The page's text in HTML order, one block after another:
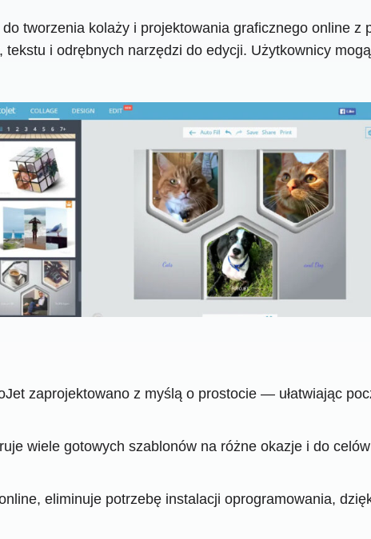
tworzenia kolaży i projektowania graficznego online
i odrębnych narzędzi do edycji. Użytkownicy
zaprojektowano z myślą o prostocie — ułatwiając
wiele gotowych szablonów na różne okazje i do
eliminuje potrzebę instalacji oprogramowania,